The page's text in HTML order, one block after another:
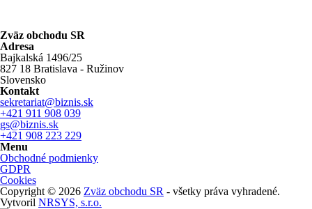
Zväz obchodu SR
Adresa
Bajkalská 1496/25
827 18 Bratislava - Ružinov
Slovensko
Kontakt
sekretariat@biznis.sk
+421 911 908 039
gs@biznis.sk
+421 908 223 229
Menu
Obchodné podmienky
GDPR
Cookies
Copyright © 2026 Zväz obchodu SR - všetky práva vyhradené.
Vytvoril NRSYS, s.r.o.